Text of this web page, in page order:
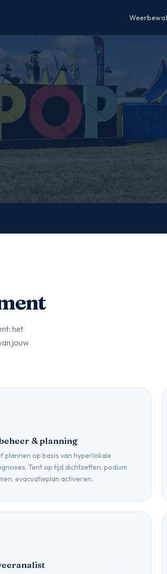
het
jouw
& planning
plannen op basis van hyperlokale
Tent op tijd dichtzetten, podium
evacuatieplan activeren.